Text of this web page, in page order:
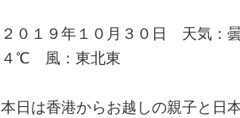
２０１９年１０月３０日 天気
４℃ 風：東北東
本日は香港からお越しの親子と日